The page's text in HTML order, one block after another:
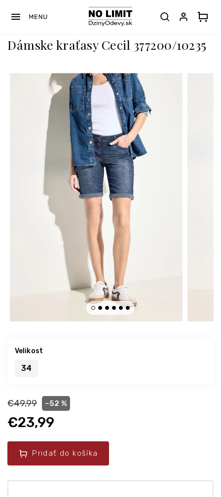
Dámske kraťasy Cecil 377200/10235
€49,99 –52 %
€23,99
Pridať do košíka
Velikost
34